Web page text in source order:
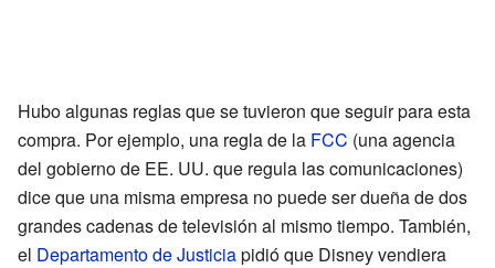
Hubo algunas reglas que se tuvieron que seguir para esta
compra. Por ejemplo, una regla de la FCC (una agencia
del gobierno de EE. UU. que regula las comunicaciones)
dice que una misma empresa no puede ser dueña de dos
grandes cadenas de televisión al mismo tiempo. También,
el Departamento de Justiciapidió que Disney vendiera